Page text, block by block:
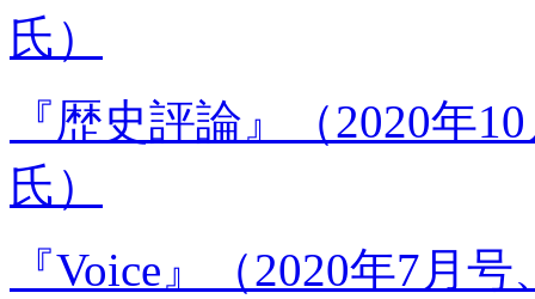
氏）
『歴史評論』（2020年
氏）
『Voice』（2020年7月